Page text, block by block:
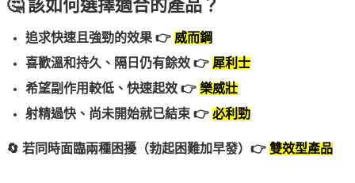
🤔 該如何選擇適合的產品？
追求快速且強勁的效果 👉 威而鋼
喜歡溫和持久、隔日仍有餘效 👉 犀利士
希望副作用較低、快速起效 👉 樂威壯
射精過快、尚未開始就已結束 👉 必利勁
🔄 若同時面臨兩種困擾（勃起困難加早發）👉 雙效型產品